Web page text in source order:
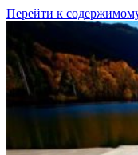
Перейти к